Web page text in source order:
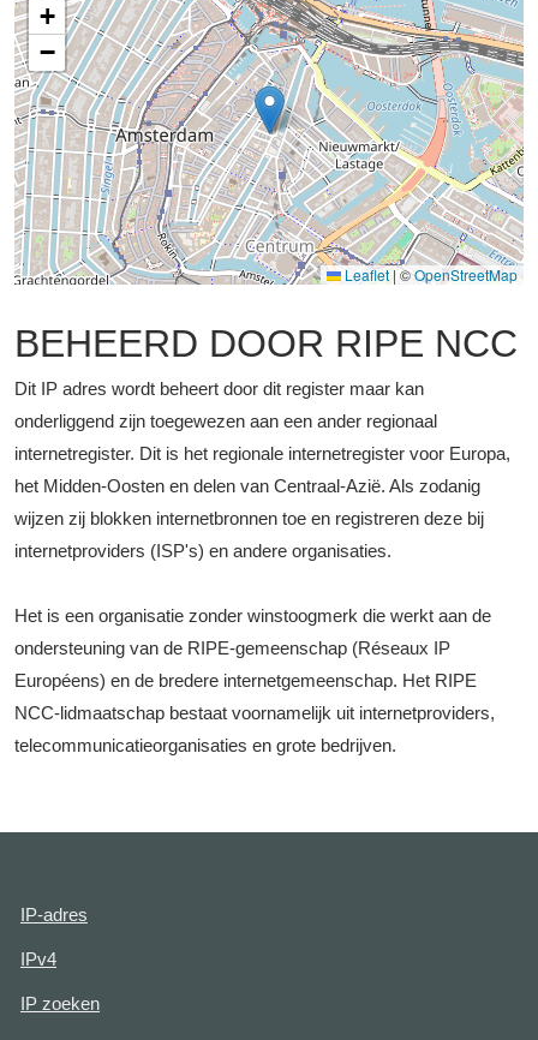
+
−
Leaflet |©OpenStreetMap
BEHEERD DOOR RIPE NCC
Dit IP adres wordt beheert door dit register maar kan
onderliggend zijn toegewezen aan een ander regionaal
internetregister. Dit is het regionale internetregister voor Europa,
het Midden-Oosten en delen van Centraal-Azië. Als zodanig
wijzen zij blokken internetbronnen toe en registreren deze bij
internetproviders (ISP's) en andere organisaties.
Het is een organisatie zonder winstoogmerk die werkt aan de
ondersteuning van de RIPE-gemeenschap (Réseaux IP
Européens) en de bredere internetgemeenschap. Het RIPE
NCC-lidmaatschap bestaat voornamelijk uit internetproviders,
telecommunicatieorganisaties en grote bedrijven.
IP-adres
IPv4
IP zoeken